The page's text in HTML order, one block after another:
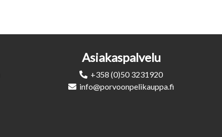
Asiakaspalvelu
+358 (0)50 3231920
info@porvoonpelikauppa.fi